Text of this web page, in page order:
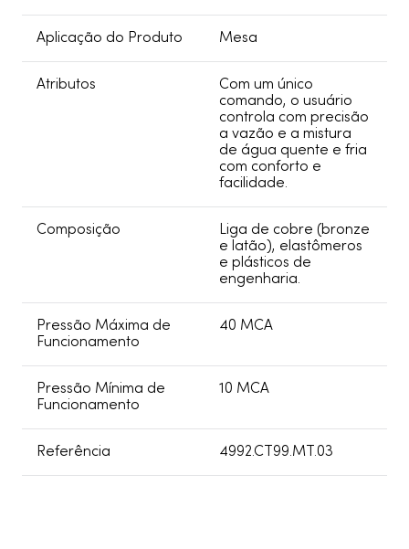
Aplicação do Produto Mesa
Atributos
Com um único
comando, o usuário
controla com precisão
a vazão e a mistura
de água quente e fria
com conforto e
facilidade.
Composição
Liga de cobre (bronze
e latão), elastômeros
e plásticos de
engenharia.
Pressão Máxima de
Funcionamento
40 MCA
Pressão Mínima de
Funcionamento
10 MCA
Referência 4992.CT99.MT.03